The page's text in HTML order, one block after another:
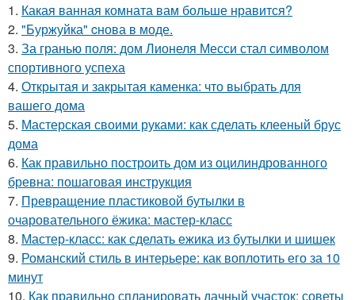
1. Какая ванная комната вам больше нравится?
2. "Буржуйка" cнова в моде.
3. За гранью поля: дом Лионеля Месси стал символом
спортивного успеха
4. Открытая и закрытая каменка: что выбрать для
вашего дома
5. Мастерская своими руками: как сделать клееный брус
дома
6. Как правильно построить дом из оцилиндрованного
бревна: пошаговая инструкция
7. Превращение пластиковой бутылки в
очаровательного ёжика: мастер-класс
8. Мастер-класс: как сделать ежика из бутылки и шишек
9. Романский стиль в интерьере: как воплотить его за 10
минут
10. Как правильно спланировать дачный участок: советы